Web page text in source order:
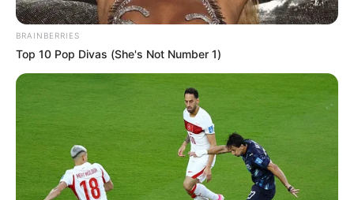
BRAINBERRIES
Top 10 Pop Divas (She's Not Number 1)